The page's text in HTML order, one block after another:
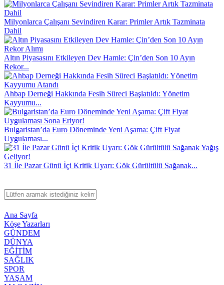
Milyonlarca Çalışanı Sevindiren Karar: Primler Artık Tazminata
Dahil
Altın Piyasasını Etkileyen Dev Hamle: Çin’den Son 10 Ayın
Rekor...
Ahbap Derneği Hakkında Fesih Süreci Başlatıldı: Yönetim
Kayyumu...
Bulgaristan’da Euro Döneminde Yeni Aşama: Çift Fiyat
Uygulaması...
31 İle Pazar Günü İçi Kritik Uyarı: Gök Gürültülü Sağanak...
Ana Sayfa
Köşe Yazarları
GÜNDEM
DÜNYA
EĞİTİM
SAĞLIK
SPOR
YAŞAM